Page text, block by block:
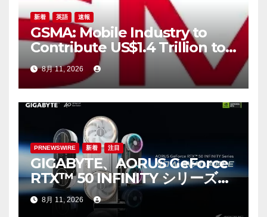
新着 英語 速報
GSMA: Mobile Industry to
Contribute US$1.4 Trillion to
APAC Economy by 2030 as
Digital Trust, AI, Digital
Sovereignty and Resilience
Take Centre Stage at M360
8月 11, 2026
PRNEWSWIRE 新着 注目
GIGABYTE、AORUS GeForce
RTX™ 50 INFINITY シリーズグ
ラフィックスカードの発売を発
表8月 11, 2026